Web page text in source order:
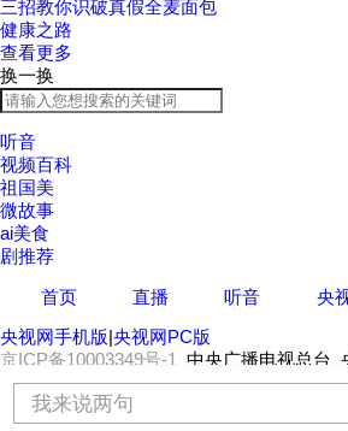
三招教你识破真假全麦面包
健康之路
查看更多
换一换
听音
视频百科
祖国美
微故事
ai美食
剧推荐
首页
直播 听音 央
央视网手机版|央视网PC版
京ICP备10003349号-1
中央广播电视总台
我来说两句